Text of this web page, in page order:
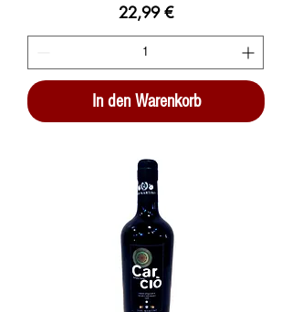
Preis
22,99 €
In den Warenkorb